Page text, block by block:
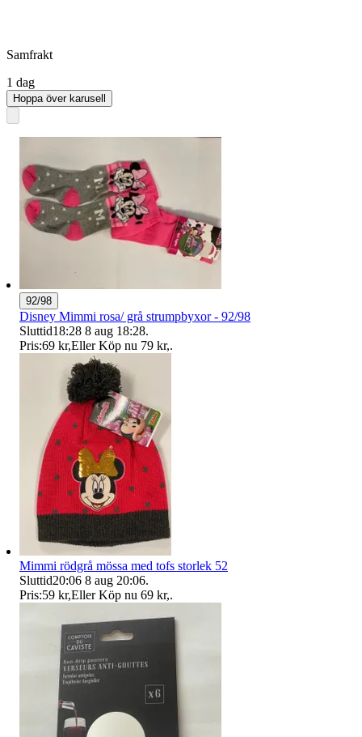
Samfrakt
1 dag
Hoppa över karusell
92/98
Disney Mimmi rosa/ grå strumpbyxor - 92/98
Sluttid18:28 8 aug 18:28.
Pris:69 kr,Eller Köp nu 79 kr,.
Mimmi rödgrå mössa med tofs storlek 52
Sluttid20:06 8 aug 20:06.
Pris:59 kr,Eller Köp nu 69 kr,.